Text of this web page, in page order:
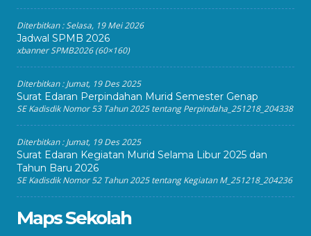
Diterbitkan :Selasa, 19 Mei 2026
Jadwal SPMB 2026
xbanner SPMB2026 (60×160)
Diterbitkan :Jumat, 19 Des 2025
Surat Edaran Perpindahan Murid Semester Genap
SE Kadisdik Nomor 53 Tahun 2025 tentang Perpindaha_251218_204338
Diterbitkan :Jumat, 19 Des 2025
Surat Edaran Kegiatan Murid Selama Libur 2025 dan
Tahun Baru 2026
SE Kadisdik Nomor 52 Tahun 2025 tentang Kegiatan M_251218_204236
Maps Sekolah